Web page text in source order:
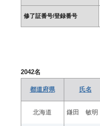
修了証番号/登録番号
2042名
都道府県 氏名
北海道 鎌田 敏明